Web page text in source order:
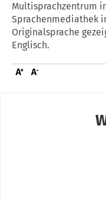
Multisprachzentrum
Sprachenmediathek
Originalsprache
Englisch.